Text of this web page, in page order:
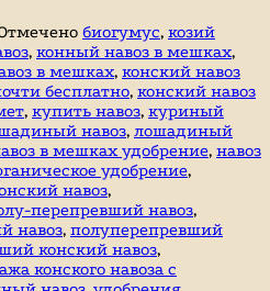
биогумус, козий
, конный навоз в мешках,
в мешках, конский навоз
бесплатно, конский навоз
, купить навоз, куриный
навоз, лошадиный
в мешках удобрение, навоз
удобрение,
навоз,
перепревший навоз,
навоз, полуперепревший
конский навоз,
конского навоза с